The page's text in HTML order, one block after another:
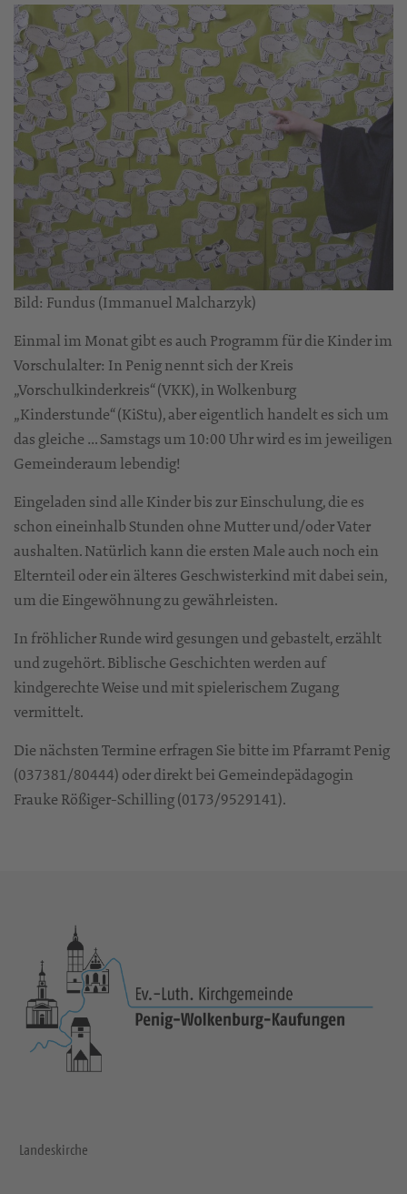
Bild: Fundus (Immanuel Malcharzyk)
Einmal im Monat gibt es auch Programm für die Kinder im
Vorschulalter: In Penig nennt sich der Kreis
„Vorschulkinderkreis“ (VKK), in Wolkenburg
„Kinderstunde“ (KiStu), aber eigentlich handelt es sich um
das gleiche … Samstags um 10:00 Uhr wird es im jeweiligen
Gemeinderaum lebendig!
Eingeladen sind alle Kinder bis zur Einschulung, die es
schon eineinhalb Stunden ohne Mutter und/oder Vater
aushalten. Natürlich kann die ersten Male auch noch ein
Elternteil oder ein älteres Geschwisterkind mit dabei sein,
um die Eingewöhnung zu gewährleisten.
In fröhlicher Runde wird gesungen und gebastelt, erzählt
und zugehört. Biblische Geschichten werden auf
kindgerechte Weise und mit spielerischem Zugang
vermittelt.
Die nächsten Termine erfragen Sie bitte im Pfarramt Penig
(037381/80444) oder direkt bei Gemeindepädagogin
Frauke Rößiger-Schilling (0173/9529141).
Landeskirche